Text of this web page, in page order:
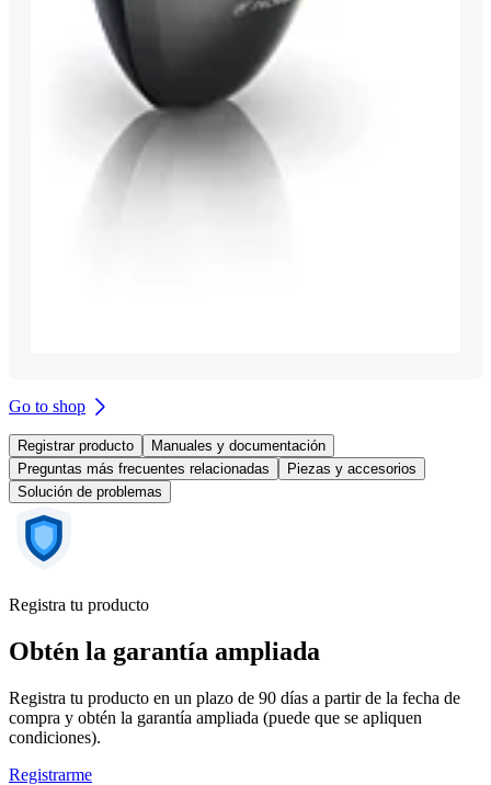
Go to shop
Registrar producto
Manuales y documentación
Preguntas más frecuentes relacionadas
Piezas y accesorios
Solución de problemas
Registra tu producto
Obtén la garantía ampliada
Registra tu producto en un plazo de 90 días a partir de la fecha de
compra y obtén la garantía ampliada (puede que se apliquen
condiciones).
Registrarme